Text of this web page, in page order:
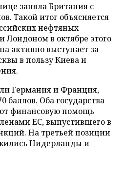
заняла Британия с
Такой итог объясняется
нефтяных
в октябре этого
активно выступает за
в пользу Киева и
Германия и Франция,
баллов. Оба государства
финансовую помощь
ЕС, выпустившего в
На третьей позиции
Нидерланды и